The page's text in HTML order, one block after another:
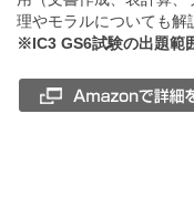
理やモラルについても解
※IC3 GS6試験の出題範